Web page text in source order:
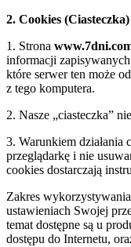
2. Cookies (Ciasteczka)
1. Strona
informacji
które serwer ten może
z tego komputera.
2. Nasze „ciasteczka”
3. Warunkiem działania
przeglądarkę i nie
cookies dostarczają
Zakres
ustawieniach Swojej
temat dostępne są u
dostępu do Internetu,